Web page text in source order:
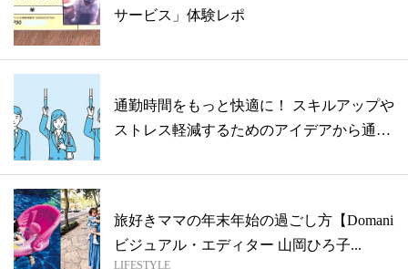
サービス」体験レポ
通勤時間をもっと快適に！ スキルアップや
ストレス軽減するためのアイデアから通勤
旅好きママの年末年始の過ごし方【Domani
ビジュアル・エディター 山岡ひろ子...
LIFESTYLE